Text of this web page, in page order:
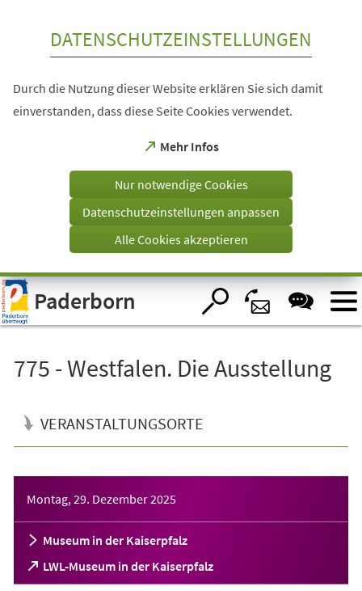
Visuelle
Assistenzsoftware
öffnen.
DATENSCHUTZEINSTELLUNGEN
Durch die Nutzung dieser Website erklären Sie sich damit
einverstanden, dass diese Seite Cookies verwendet.
Mehr Infos
(Öffnet
einem
Tab)
Nur notwendige Cookies
Datenschutzeinstellungen anpassen
Alle Cookies akzeptieren
Paderborn
775 - Westfalen. Die Ausstellung
VERANSTALTUNGSORTE
Montag, 29. Dezember 2025
Museum in der Kaiserpfalz
LWL-Museum in der Kaiserpfalz
(Öffnet
in